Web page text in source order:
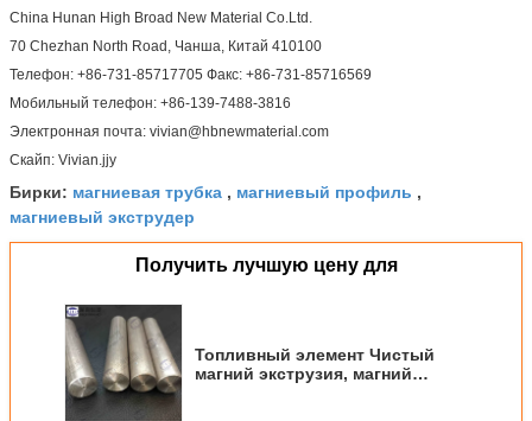
China Hunan High Broad New Material Co.Ltd.
70 Chezhan North Road, Чанша, Китай 410100
Телефон: +86-731-85717705 Факс: +86-731-85716569
Мобильный телефон: +86-139-7488-3816
Электронная почта: vivian@hbnewmaterial.com
Скайп: Vivian.jjy
Бирки: магниевая трубка , магниевый профиль ,
магниевый экструдер
Получить лучшую цену для
Топливный элемент Чистый
магний экструзия, магний